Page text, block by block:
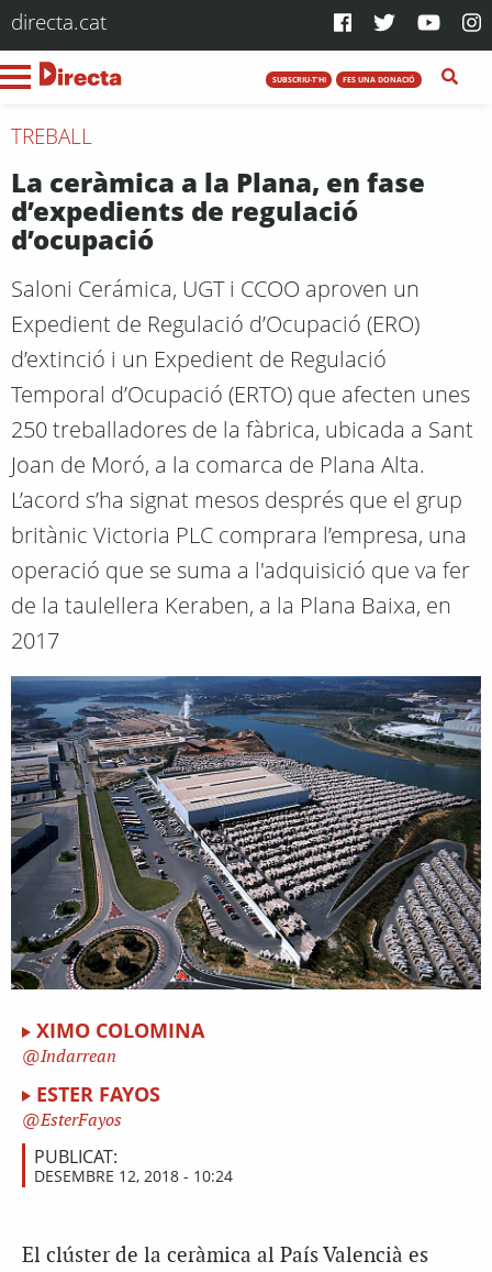
directa.cat
SUBSCRIU-T'HI FES UNA DONACIÓ
TREBALL
La ceràmica a la Plana, en fase
d’expedients de regulació
d’ocupació
Saloni Cerámica, UGT i CCOO aproven un
Expedient de Regulació d’Ocupació (ERO)
d’extinció i un Expedient de Regulació
Temporal d’Ocupació (ERTO) que afecten unes
250 treballadores de la fàbrica, ubicada a Sant
Joan de Moró, a la comarca de Plana Alta.
L’acord s’ha signat mesos després que el grup
britànic Victoria PLC comprara l’empresa, una
operació que se suma a l'adquisició que va fer
de la taulellera Keraben, a la Plana Baixa, en
2017
XIMO COLOMINA
Indarrean
ESTER FAYOS
EsterFayos
PUBLICAT:
DESEMBRE 12, 2018 - 10:24
El clúster de la ceràmica al País Valencià es